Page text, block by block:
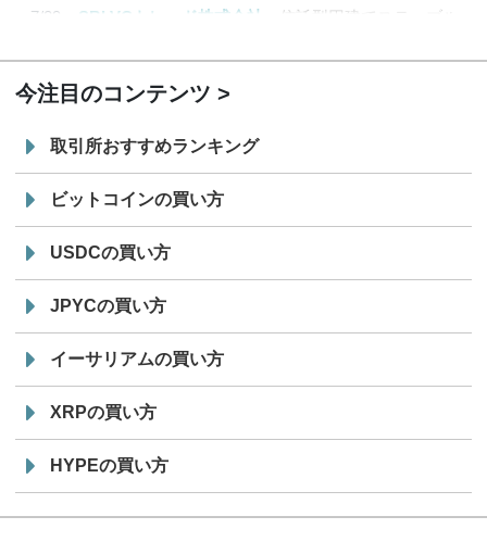
7/29
SBI VCトレード株式会社
信託型円建てステーブル
今注目のコンテンツ
取引所おすすめランキング
ビットコインの買い方
USDCの買い方
JPYCの買い方
イーサリアムの買い方
XRPの買い方
HYPEの買い方